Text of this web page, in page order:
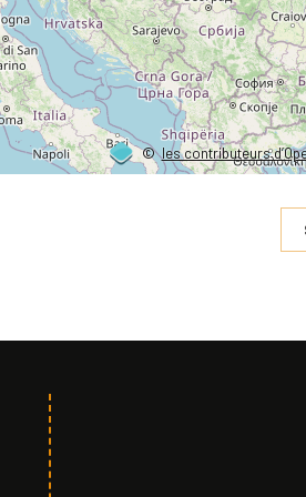
©les contributeurs